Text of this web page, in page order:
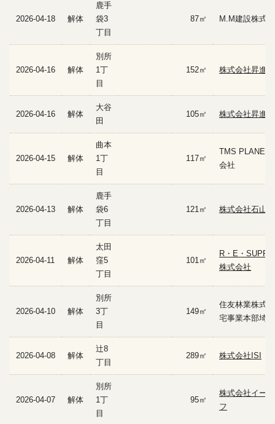
2026-04-18 解体
鹿手
袋3
丁目
87㎡ M.M建設株式
2026-04-16 解体
別所
1丁
目
152㎡ 株式会社昇進
2026-04-16 解体
大谷
田
105㎡ 株式会社昇進
2026-04-15 解体
曲本
1丁
目
117㎡
TMS PLANET
会社
2026-04-13 解体
鹿手
袋6
丁目
121㎡ 株式会社石山
2026-04-11 解体
太田
窪5
丁目
101㎡
R・E・
株式会社
2026-04-10 解体
別所
3丁
目
149㎡
住友林業株式
宅事業本部埼
2026-04-08 解体
辻8
丁目
289㎡ 株式会社ISI
2026-04-07 解体
別所
1丁
目
95㎡
株式会社イー
フ